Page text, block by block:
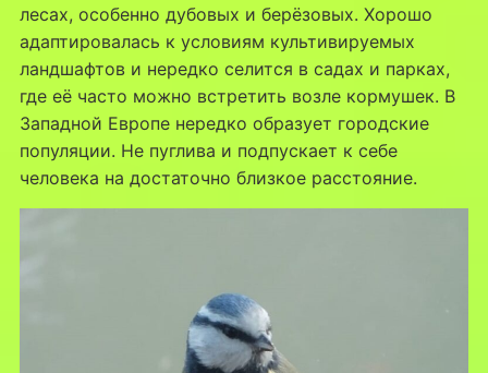
лесах, особенно дубовых и берёзовых. Хорошо
адаптировалась к условиям культивируемых
ландшафтов и нередко селится в садах и парках,
где её часто можно встретить возле кормушек. В
Западной Европе нередко образует городские
популяции. Не пуглива и подпускает к себе
человека на достаточно близкое расстояние.